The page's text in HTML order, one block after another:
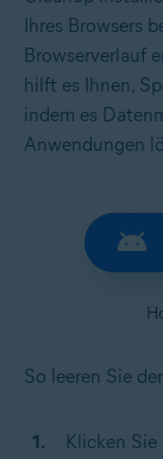
Ihres Browsers
Browserverlauf
hilft es Ihnen,
indem es
Anwendungen
So leeren Sie
Klicken